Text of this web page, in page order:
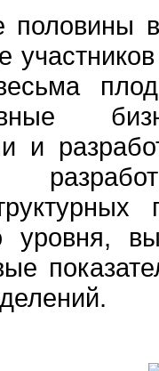
половины
и
уровня,